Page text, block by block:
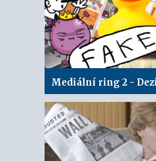
Mediální ring 2 -